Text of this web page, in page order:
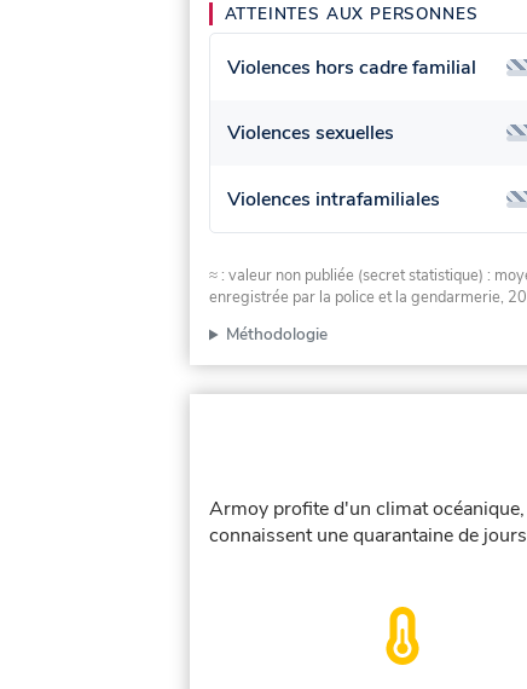
ATTEINTES AUX PERSONNES
Violences hors cadre familial
Violences sexuelles
Violences intrafamiliales
≈ : valeur non publiée (secret statistique) :
enregistrée par la police et la gendarmerie,
Méthodologie
Armoy profite d'un climat
connaissent une quarantaine de